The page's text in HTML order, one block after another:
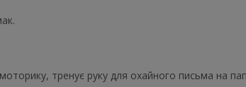
тренує руку для охайного письма на